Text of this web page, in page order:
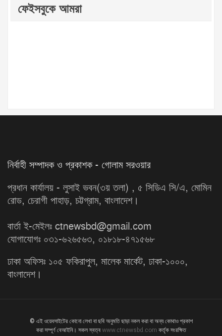
ফেইসবুকে আমরা
নির্বাহী সম্পাদক ও প্রকাশক - গোলাম সরওয়ার
প্রধান কার্যালয় - লুসাই ভবন(৩য় তলা) , ৫ সিডিএ সি/এ, মোমিন
রোড, চেরাগী পাহাড়, চট্টগ্রাম, বাংলাদেশ।
বার্তা ই-মেইলঃ ctnewsbd@gmail.com
যোগাযোগঃ ০৩১-৬২৬৫৬৩, ০১৮১৮-৪৭১৫৬৮
ঢাকা অফিসঃ ১০৫ ফকিরাপুল, মালেক মার্কেট, ঢাকা-১০০০,
বাংলাদেশ।
© এই ওয়েবসাইটের কোনো লেখা বা ছবি অনুমতি ছাড়া নকল করা বা অন্য কোথাও প্রকাশ
করা সম্পূর্ণ বেআইনি। সকল স্বত্ব www.ctnewsbd.com কর্তৃক সংরক্ষিত